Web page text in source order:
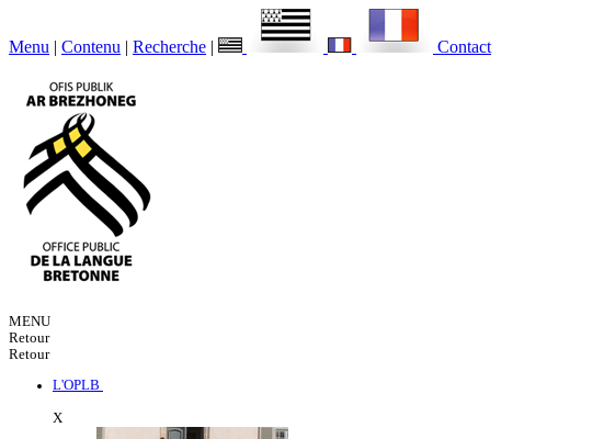
Menu | Contenu | Recherche | Contact
MENU
Retour
Retour
L'OPLB
X